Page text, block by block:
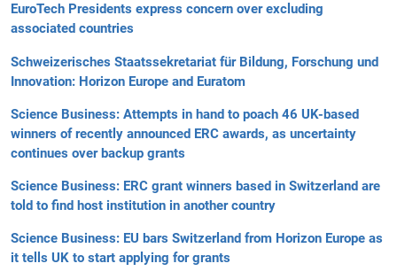
EuroTech Presidents express concern over excluding
associated countries
Schweizerisches Staatssekretariat für Bildung, Forschung und
Innovation: Horizon Europe and Euratom
Science Business: Attempts in hand to poach 46 UK-based
winners of recently announced ERC awards, as uncertainty
continues over backup grants
Science Business: ERC grant winners based in Switzerland are
told to find host institution in another country
Science Business: EU bars Switzerland from Horizon Europe as
it tells UK to start applying for grants